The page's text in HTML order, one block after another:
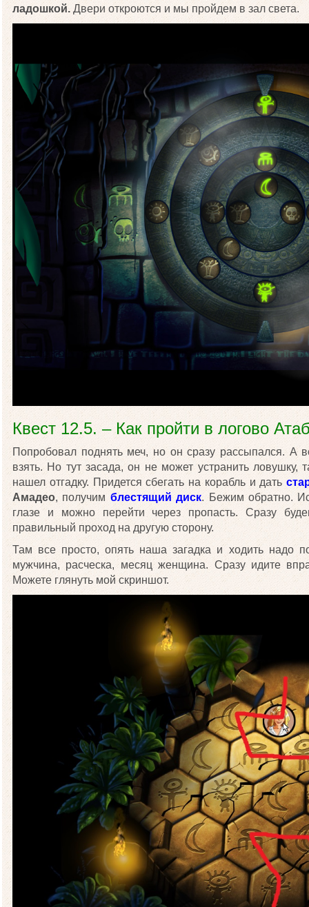
ладошкой. Двери откроются и мы пройдем в зал света.
Квест 12.5. – Как пройти в логово
Попробовал поднять меч, но он сразу рассыпался. А
взять. Но тут засада, он не может устранить ловушку,
нашел отгадку. Придется сбегать на корабль и дать
Амадео, получим блестящий диск. Бежим обратно.
глазе и можно перейти через пропасть. Сразу
правильный проход на другую сторону.
Там все просто, опять наша загадка и ходить надо
мужчина, расческа, месяц женщина. Сразу идите
Можете глянуть мой скриншот.